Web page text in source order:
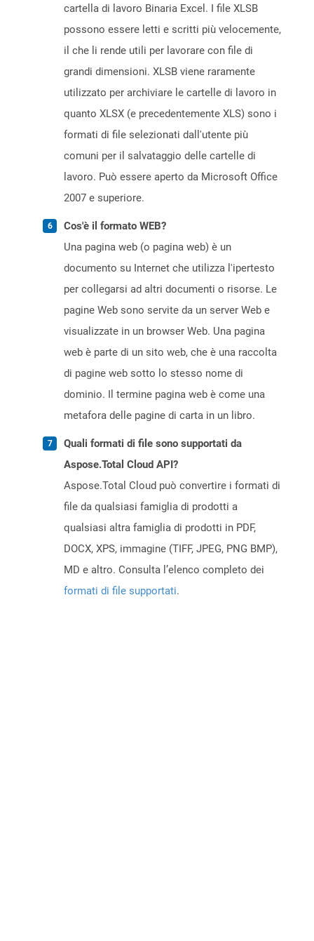
cartella di lavoro Binaria Excel. I file XLSB
possono essere letti e scritti più velocemente,
il che li rende utili per lavorare con file di
grandi dimensioni. XLSB viene raramente
utilizzato per archiviare le cartelle di lavoro in
quanto XLSX (e precedentemente XLS) sono i
formati di file selezionati dall'utente più
comuni per il salvataggio delle cartelle di
lavoro. Può essere aperto da Microsoft Office
2007 e superiore.
Cos'è il formato WEB?
Una pagina web (o pagina web) è un
documento su Internet che utilizza l'ipertesto
per collegarsi ad altri documenti o risorse. Le
pagine Web sono servite da un server Web e
visualizzate in un browser Web. Una pagina
web è parte di un sito web, che è una raccolta
di pagine web sotto lo stesso nome di
dominio. Il termine pagina web è come una
metafora delle pagine di carta in un libro.
Quali formati di file sono supportati da
Aspose.Total Cloud API?
Aspose.Total Cloud può convertire i formati di
file da qualsiasi famiglia di prodotti a
qualsiasi altra famiglia di prodotti in PDF,
DOCX, XPS, immagine (TIFF, JPEG, PNG BMP),
MD e altro. Consulta l’elenco completo dei
formati di file supportati.